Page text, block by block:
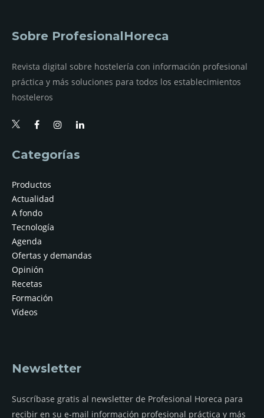
Sobre ProfesionalHoreca
Revista digital sobre hostelería con información profesional
práctica y más soluciones para todos los establecimientos
hosteleros
Categorías
Productos
Actualidad
A fondo
Tecnología
Agenda
Ofertas y demandas
Opinión
Recetas
Formación
Vídeos
Newsletter
Suscríbase gratis al newsletter de Profesional Horeca para
recibir en su e-mail información profesional práctica y más